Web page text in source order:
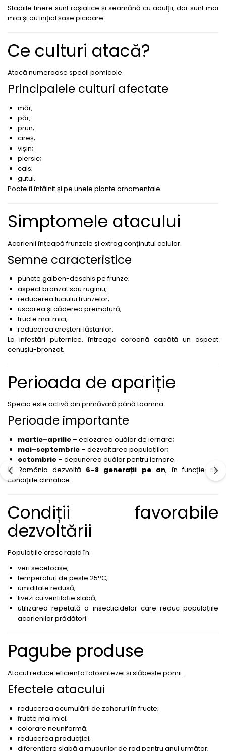
Fungicide
Insecticide
Fertilizanți foliari
Erbicide
CASTRAVEȚI
Fungicide
Insecticide
Acaricide
Fertilizanți foliari
Dezinfectant sol
CEAPĂ
Erbicide
Insecticide
Fertilizanți foliari
CEREALE
Tratament semințe
Fungicide
Biostimulatori
Fertilizanți foliari
Adjuvanți
CEREALE DE PRIMĂVARĂ
Erbicide
Fertilizanți foliari
CEREALE DE TOAMNĂ
Erbicide
Insecticide
CEREALE PĂIOASE
Tratament semințe
Insecticide
Biostimulatori
CHIMEN
Erbicide
Insecticide
CIREȘ
Erbicide
Fungicide
Insecticide
Biostimulatori
Adjuvanți
CITRICE
COACĂZ
Erbicide
Fungicide
Insecticide
CONIFERE
CONIFERE
Fertilizanți foliari
Insecticide
DOVLEAC
Insecticide
DOVLECEI
Insecticide
FASOLE
Insecticide
Fertilizanți foliari
FASOLE BOABE
FASOLE PĂSTĂI
Insecticide
Tratament semințe
Semințe
Fungicide
Insecticide
Biostimulatori
Fertilizanți foliari
Dezinfectant sol
Fungicide
Fertilizanți foliari
SÂMBUROASE
Fungicide
Acaricide
Biostimulatori
Fertilizanți foliari
Adjuvanți
Insecticide
Acaricide
Biostimulatori
Fertilizanți foliari
Adjuvanți
GAZON
Insecticide
Fertilizanți foliari
GRĂDINI
Fertilizanti foliari
Tratament semințe
Fungicide
Biostimulatori
Fertilizanți foliari
GRÂU DE TOAMNĂ
Stadiile tinere sunt roșiatice și seamănă cu adulții, dar sunt mai
mici și au inițial șase picioare.
Ce culturi atacă?
Atacă numeroase specii pomicole.
Principalele culturi afectate
măr;
păr;
prun;
cireș;
vișin;
piersic;
cais;
gutui.
Poate fi întâlnit și pe unele plante ornamentale.
Simptomele atacului
Acarienii înțeapă frunzele și extrag conținutul celular.
Semne caracteristice
puncte galben-deschis pe frunze;
aspect bronzat sau ruginiu;
reducerea luciului frunzelor;
uscarea și căderea prematură;
fructe mai mici;
reducerea creșterii lăstarilor.
La infestări puternice, întreaga coroană capătă un aspect
cenușiu-bronzat.
Perioada de apariție
Specia este activă din primăvară până toamna.
Perioade importante
martie–aprilie – eclozarea ouălor de iernare;
mai–septembrie – dezvoltarea populațiilor;
octombrie – depunerea ouălor pentru iernare.
În România dezvoltă 6–8 generații pe an, în funcție de
condițiile climatice.
Condiții favorabile
dezvoltării
Populațiile cresc rapid în:
veri secetoase;
temperaturi de peste 25°C;
umiditate redusă;
livezi cu ventilație slabă;
utilizarea repetată a insecticidelor care reduc populațiile
acarienilor prădători.
Pagube produse
Atacul reduce eficiența fotosintezei și slăbește pomii.
Efectele atacului
reducerea acumulării de zaharuri în fructe;
fructe mai mici;
colorare neuniformă;
reducerea producției;
diferențiere slabă a mugurilor de rod pentru anul următor;